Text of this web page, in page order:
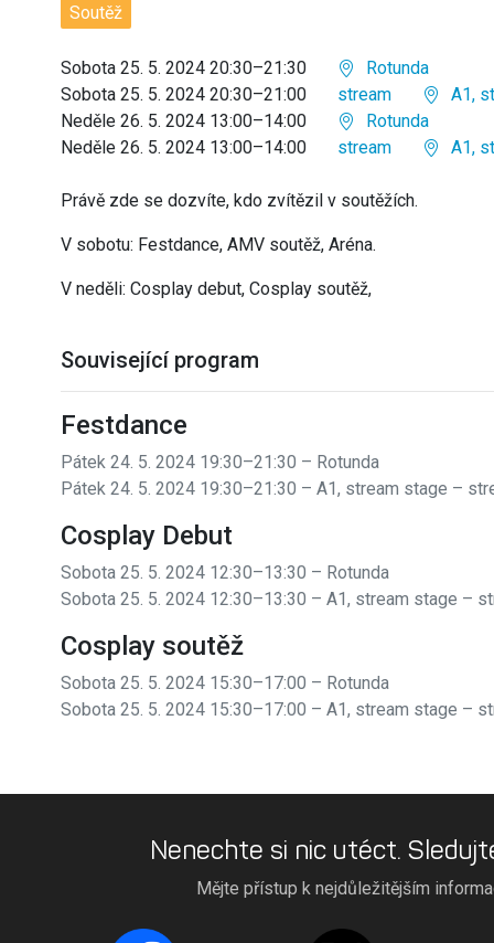
Soutěž
Sobota 25. 5. 2024 20:30–21:30
Rotunda
Sobota 25. 5. 2024 20:30–21:00
stream
A1,
Neděle 26. 5. 2024 13:00–14:00
Rotunda
Neděle 26. 5. 2024 13:00–14:00
stream A1,
Právě zde se dozvíte, kdo zvítězil v soutěžích.
V sobotu: Festdance, AMV soutěž, Aréna.
V neděli: Cosplay debut, Cosplay soutěž,
Související program
Festdance
Pátek 24. 5. 2024 19:30–21:30 – Rotunda
Pátek 24. 5. 2024 19:30–21:30 – A1, stream stage –
Cosplay Debut
Sobota 25. 5. 2024 12:30–13:30 – Rotunda
Sobota 25. 5. 2024 12:30–13:30 – A1, stream stage –
Cosplay soutěž
Sobota 25. 5. 2024 15:30–17:00 – Rotunda
Sobota 25. 5. 2024 15:30–17:00 – A1, stream stage –
Nenechte si nic utéct.
Mějte přístup k nejdůležitějším